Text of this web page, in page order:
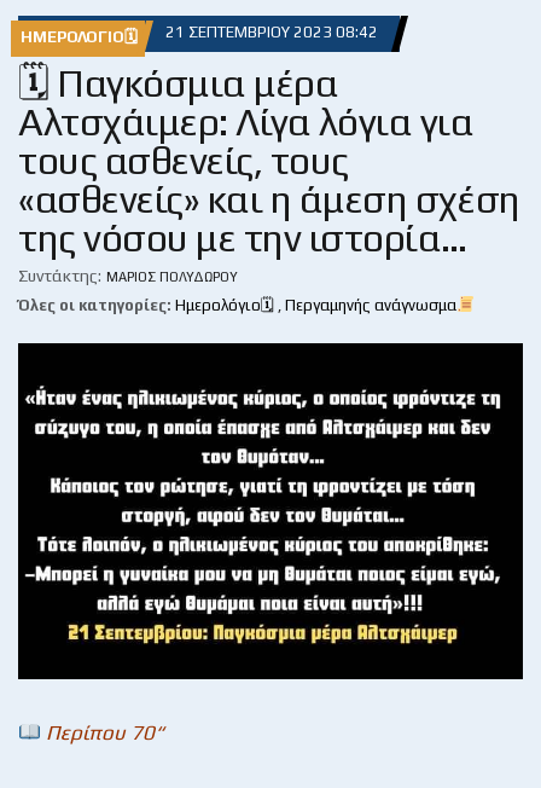
ΗΜΕΡΟΛΌΓΙΟ🗓 21 ΣΕΠΤΕΜΒΡΊΟΥ 2023 08:42
🗓 Παγκόσμια μέρα
Αλτσχάιμερ: Λίγα λόγια για
τους ασθενείς, τους
«ασθενείς» και η άμεση σχέση
της νόσου με την ιστορία…
Συντάκτης: ΜΆΡΙΟΣ ΠΟΛΥΔΏΡΟΥ
Όλες οι κατηγορίες: Ημερολόγιο🗓 Περγαμηνής ανάγνωσμα
Περίπου 70“